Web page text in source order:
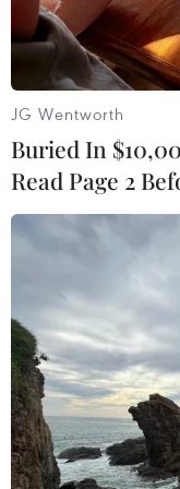
Ảnh
"Thúc đẩy
ASEAN gắn kết
trong những nội
nhà nghiên cứu,
JG Wentworth
Buried In
Read Page 2